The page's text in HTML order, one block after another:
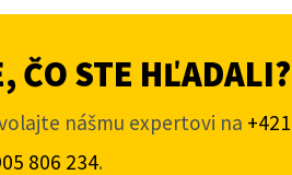
ČO STE HĽADALI?
nášmu expertovi na +421
806 234.